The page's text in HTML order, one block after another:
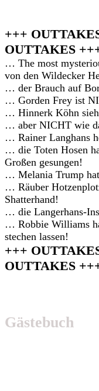
+++
OUTTAKES
… The most
von den Wildecker
… der Brauch auf
… Gorden Frey ist
… Hinnerk Köhn
… aber NICHT wie
… Rainer Langhans
… die Toten Hosen
Großen gesungen!
… Melania Trump
… Räuber
Shatterhand!
… die Langerhans-
… Robbie Williams
stechen lassen!
+++
OUTTAKES
Gästebuch